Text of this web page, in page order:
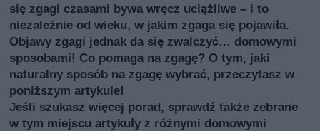
się zgagi czasami bywa wręcz uciążliwe – i to
niezależnie od wieku, w jakim zgaga się pojawiła.
Objawy zgagi jednak da się zwalczyć… domowymi
sposobami! Co pomaga na zgagę? O tym, jaki
naturalny sposób na zgagę wybrać, przeczytasz w
poniższym artykule!
Jeśli szukasz więcej porad, sprawdź także zebrane
w tym miejscu artykuły z różnymi domowymi